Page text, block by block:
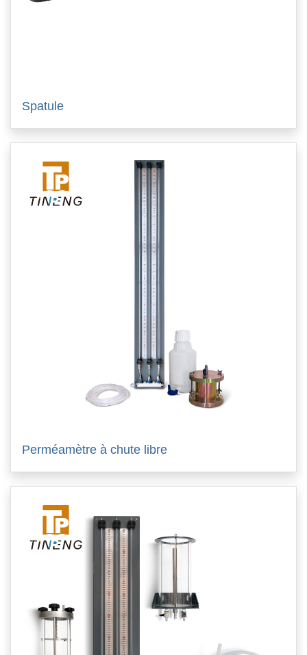
Spatule
Perméamètre à chute libre